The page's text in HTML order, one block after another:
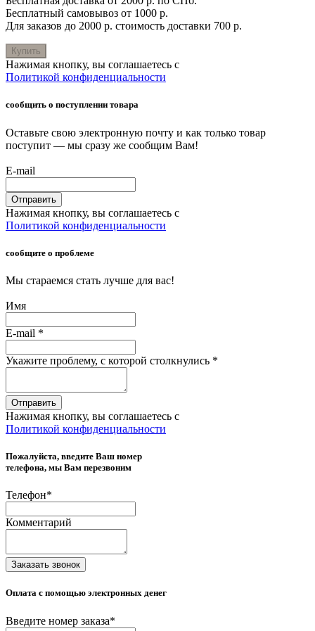
Бесплатный самовывоз от 1000 р.
Для заказов до 2000 р. стоимость доставки 700 р.
Купить
Нажимая кнопку, вы соглашаетесь с
Политикой конфиденциальности
сообщить о поступлении товара
Оставьте свою электронную почту и как только товар
поступит — мы сразу же сообщим Вам!
E-mail
Отправить
Нажимая кнопку, вы соглашаетесь с
Политикой конфиденциальности
сообщите о проблеме
Мы стараемся стать лучше для вас!
Имя
E-mail *
Укажите проблему, с которой столкнулись *
Отправить
Нажимая кнопку, вы соглашаетесь с
Политикой конфиденциальности
Пожалуйста, введите Ваш номер
телефона, мы Вам перезвоним
Телефон*
Комментарий
Заказать звонок
Оплата с помощью электронных денег
Введите номер заказа*